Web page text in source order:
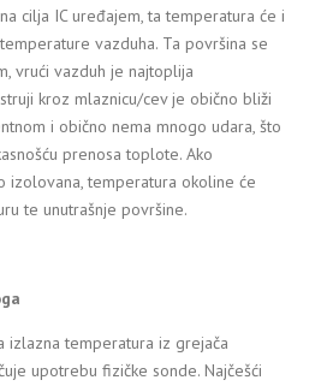
cilja IC uređajem, ta temperatura će i
vazduha. Ta površina se
vrući vazduh je najtoplija
kroz mlaznicu/cev je obično bliži
i obično nema mnogo udara, što
prenosa toplote. Ako
izolovana, temperatura okoline će
te unutrašnje površine.
izlazna temperatura iz grejača
upotrebu fizičke sonde. Najčešći